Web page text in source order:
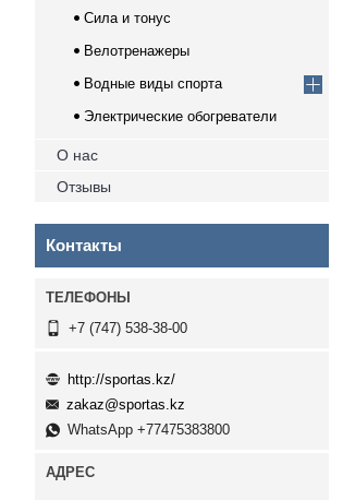
Сила и тонус
Велотренажеры
Водные виды спорта
Электрические обогреватели
О нас
Отзывы
Контакты
+7 (747) 538-38-00
http://sportas.kz/
zakaz@sportas.kz
WhatsApp +77475383800